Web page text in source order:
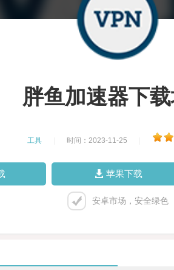
胖鱼加速器下
工具 时间：2023-11-25
苹果下载
安卓市场，安全绿色